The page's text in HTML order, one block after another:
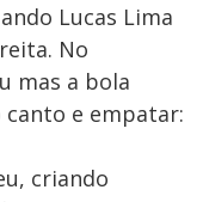
Lucas Lima
No
mas a bola
e empatar:
criando